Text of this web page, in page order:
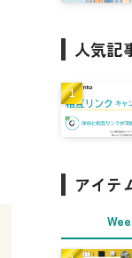
人気記
アイテ